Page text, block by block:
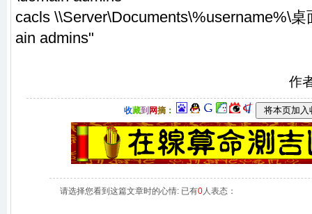
cacls \\Server\Documents\%username%\
ain admins"
作
收藏到 网摘：
请选择您看到这篇文章时的心情: 已有0人表态：